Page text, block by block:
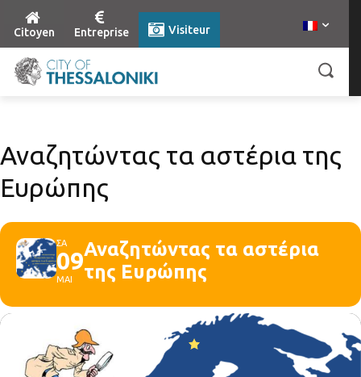
Citoyen Entreprise Visiteur
Αναζητώντας τα αστέρια της
Ευρώπης
ΣΑ
09
ΜΑΙ
Αναζητώντας τα αστέρια
της Ευρώπης